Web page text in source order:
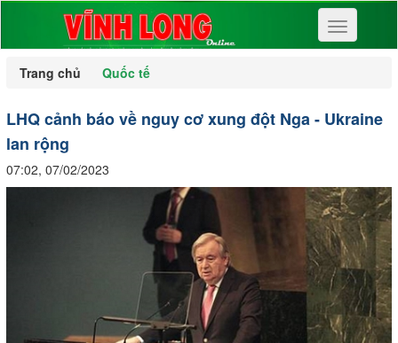
Toggle
navigation
Trang chủ
Quốc tế
LHQ cảnh báo về nguy cơ xung đột Nga - Ukraine
lan rộng
07:02, 07/02/2023